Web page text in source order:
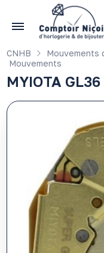
CNHB Mouvements
Mouvements
MYIOTA GL36
Gérer les préférences